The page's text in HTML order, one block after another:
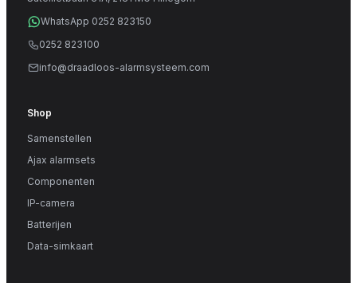
WhatsApp 0252 823150
0252 823100
info@draadloos-alarmsysteem.com
Shop
Samenstellen
Ajax alarmsets
Componenten
IP-camera
Batterijen
Data-simkaart